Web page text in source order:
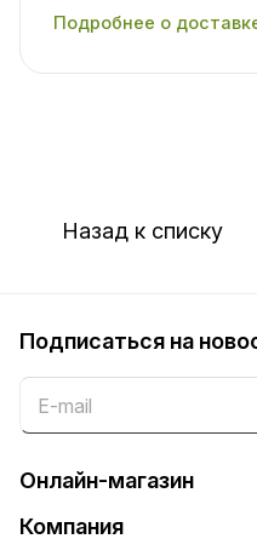
Подробнее о
Назад к списку
Подписаться на
Онлайн-магазин
Компания